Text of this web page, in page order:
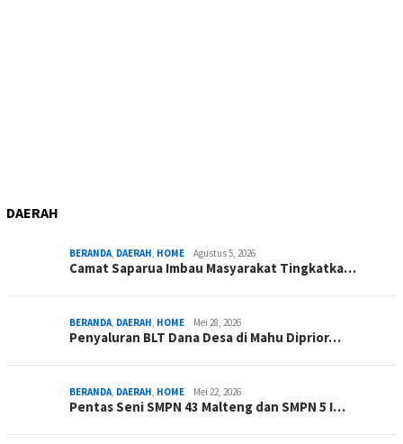
DAERAH
BERANDA, DAERAH, HOME Agustus 5, 2026
Camat Saparua Imbau Masyarakat Tingkatka…
BERANDA, DAERAH, HOME Mei 28, 2026
Penyaluran BLT Dana Desa di Mahu Diprior…
BERANDA, DAERAH, HOME Mei 22, 2026
Pentas Seni SMPN 43 Malteng dan SMPN 5 I…